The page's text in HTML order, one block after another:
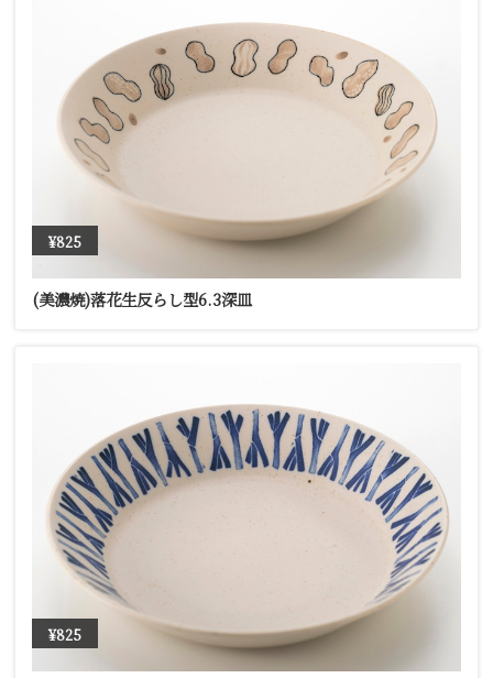
¥825
(美濃焼)落花生反らし型6.3深皿
¥825